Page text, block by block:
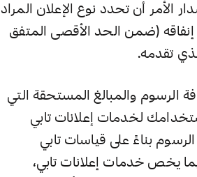
الأمر أن تحدد نوع الإعلان المراد
إنفاقه (ضمن الحد الأقصى المتفق
تقدمه.
الرسوم والمبالغ المستحقة التي
لخدمات إعلانات تابي
بناءً على قياسات تابي
يخص خدمات إعلانات تابي،